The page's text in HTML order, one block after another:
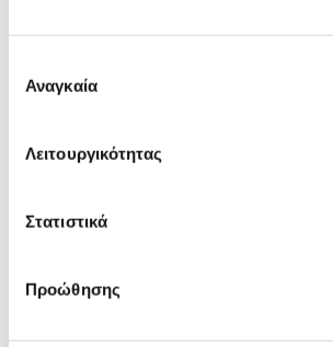
συγκατάθεσης
Αναγκαία
Λειτουργικότητας
Στατιστικά
Προώθησης
προϊόν με εσένα!
Sentio Σετ Σουπλά Από
Πλεκτή Ίνα 2τεμ